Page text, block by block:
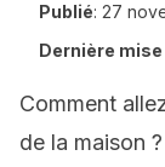
Publié: 27
Dernière mise
Comment
de la maison